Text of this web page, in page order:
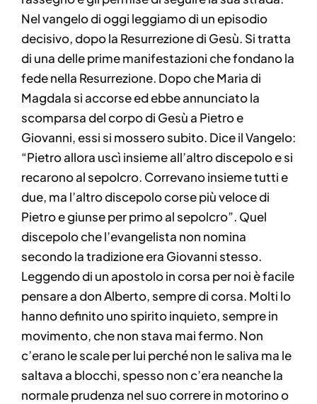
Nel vangelo di oggi leggiamo di un episodio
decisivo, dopo la Resurrezione di Gesù. Si tratta
di una delle prime manifestazioni che fondano la
fede nella Resurrezione. Dopo che Maria di
Magdala si accorse ed ebbe annunciato la
scomparsa del corpo di Gesù a Pietro e
Giovanni, essi si mossero subito. Dice il Vangelo:
“Pietro allora uscì insieme all’altro discepolo e si
recarono al sepolcro. Correvano insieme tutti e
due, ma l’altro discepolo corse più veloce di
Pietro e giunse per primo al sepolcro”. Quel
discepolo che l’evangelista non nomina
secondo la tradizione era Giovanni stesso.
Leggendo di un apostolo in corsa per noi è facile
pensare a don Alberto, sempre di corsa. Molti lo
hanno definito uno spirito inquieto, sempre in
movimento, che non stava mai fermo. Non
c’erano le scale per lui perché non le saliva ma le
saltava a blocchi, spesso non c’era neanche la
normale prudenza nel suo correre in motorino o